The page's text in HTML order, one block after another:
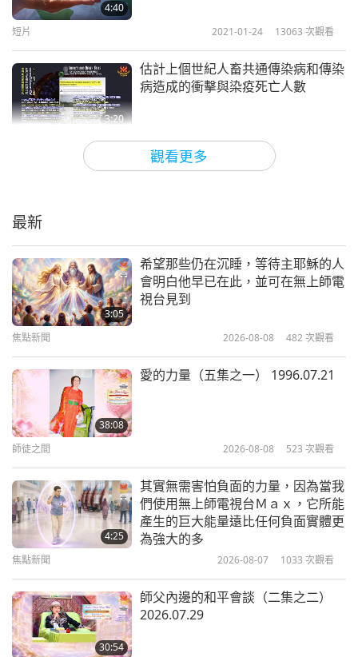
觀看更多
4:40
短片 2021-01-24 13063 次觀看
3:20
估計上個世紀人畜共通傳染病和傳染
病造成的衝擊與染疫死亡人數
2020-05-28
畫出我的一生：老虎族人泰勒
鯨魚族人—最偉大的愛
來自海豹族人的訊息
最新
3:05
希望那些仍在沉睡，等待主耶穌的人
會明白他早已在此，並可在無上師電
視台見到
焦點新聞 2026-08-08 482 次觀看
38:08
愛的力量（五集之一） 1996.07.21
師徒之間 2026-08-08 523 次觀看
4:25
其實無需害怕負面的力量，因為當我
們使用無上師電視台Ｍａｘ，它所能
產生的巨大能量遠比任何負面實體更
為強大的多
焦點新聞 2026-08-07 1033 次觀看
30:54
師父內邊的和平會談（二集之二）
2026.07.29